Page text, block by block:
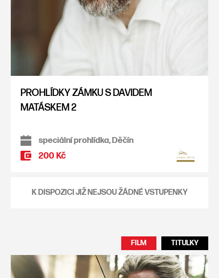
PROHLÍDKY ZÁMKU S DAVIDEM
MATÁSKEM 2
speciální prohlídka, Děčín
200 Kč
K DISPOZICI JIŽ NEJSOU ŽÁDNÉ VSTUPENKY
FILM TITULKY